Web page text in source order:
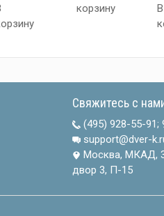
корзину
В
Свяжитесь с
(495) 928-55-91;
support@dver-
Москва, МКАД,
двор 3, П-15